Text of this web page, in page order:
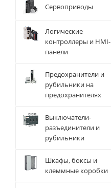
Сервоприводы
Логические
контроллеры и HMI-
панели
Предохранители и
рубильники на
предохранителях
Выключатели-
разъединители и
рубильники
Шкафы, боксы и
клеммные коробки